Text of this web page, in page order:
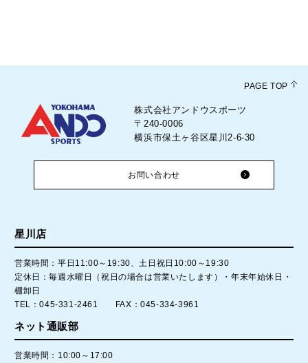
PAGE TOP
株式会社アンドウスポーツ
〒240-0006
横浜市保土ヶ谷区星川2-6-30
お問い合わせ
星川店
営業時間：平日11:00～19:30、土日祝日10:00～19:30
定休日：毎週水曜日（祝日の場合は営業いたします）・年末年始休日・
棚卸日
TEL：045-331-2461 FAX：045-334-3961
ネット通販部
営業時間：10:00～17:00